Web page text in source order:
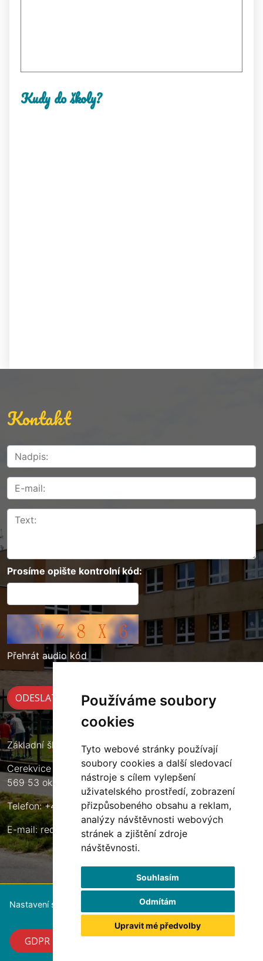
Používáme soubory
cookies
Tyto webové stránky používají
soubory cookies a další sledovací
nástroje s cílem vylepšení
uživatelského prostředí, zobrazení
přizpůsobeného obsahu a reklam,
analýzy návštěvnosti webových
stránek a zjištění zdroje
návštěvnosti.
Souhlasím
Odmítám
Upravit mé předvolby
Kudy do školy?
Kontakt
Prosíme opište kontrolní kód:
Přehrát audio kód
Základní škola Cerekvice nad Loučnou
Cerekvice nad Loučnou 135
569 53 okres Svitavy
Telefon: +420 461 633 140
E-mail:reditel@zscerekvice.cz
Nastavení souborů cookie
GDPR